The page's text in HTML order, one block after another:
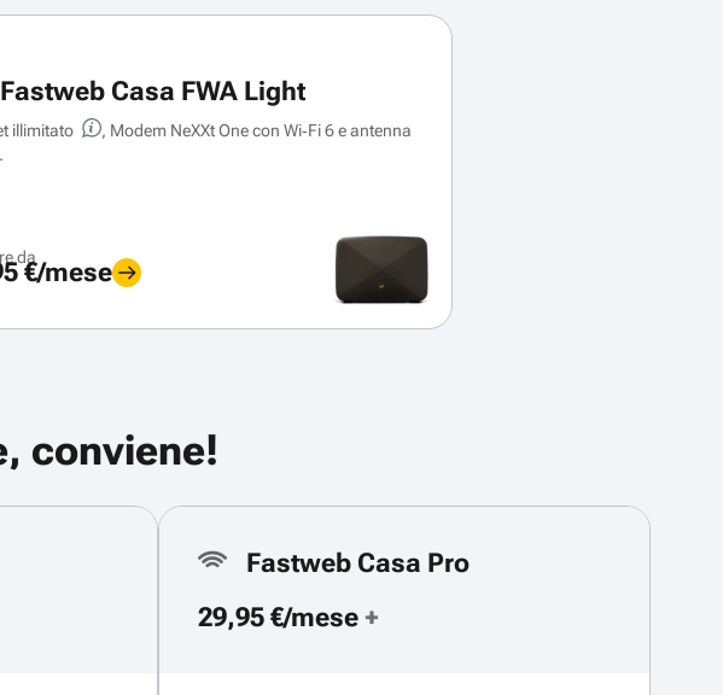
Fastweb Casa FWA Light
illimitato
, Modem NeXXt One con Wi‑Fi 6 e antenna
da€/mese
conviene!
Fastweb Casa Pro
29,95 €/mese +